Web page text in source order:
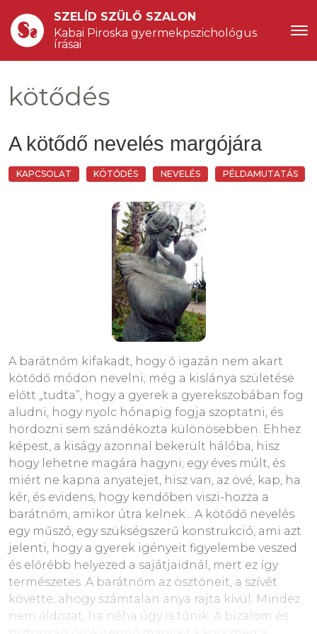
SZELÍD SZÜLŐ SZALON
Kabai Piroska gyermekpszichológus
írásai
kötődés
A kötődő nevelés margójára
KAPCSOLAT KÖTŐDÉS NEVELÉS PÉLDAMUTATÁS
A barátnőm kifakadt, hogy ő igazán nem akart
kötődő módon nevelni; még a kislánya születése
előtt „tudta”, hogy a gyerek a gyerekszobában fog
aludni, hogy nyolc hónapig fogja szoptatni, és
hordozni sem szándékozta különösebben. Ehhez
képest, a kiságy azonnal bekerült hálóba, hisz
hogy lehetne magára hagyni; egy éves múlt, és
miért ne kapna anyatejet, hisz van, az övé, kap, ha
kér, és evidens, hogy kendőben viszi-hozza a
barátnőm, amikor útra kelnek... A kötődő nevelés
egy műszó, egy szükségszerű konstrukció, ami azt
jelenti, hogy a gyerek igényeit figyelembe veszed
és előrébb helyezed a sajátjaidnál, mert ez így
természetes. A barátnőm az ösztöneit, a szívét
követte, ahogy számtalan anya rajta kívül. Mindez
nem áldozat, ha néha úgy is tűnik. A bizalom és